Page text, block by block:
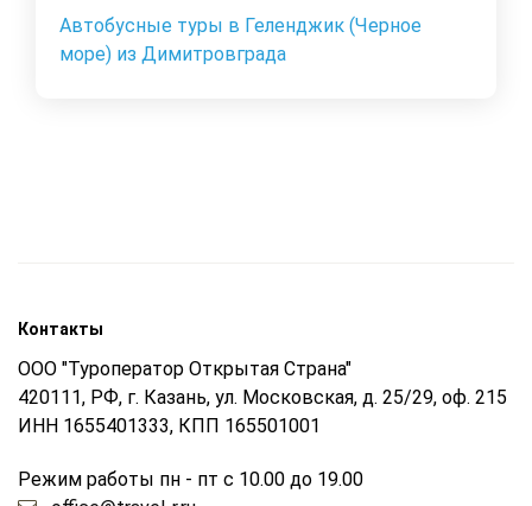
Автобусные туры в Геленджик (Черное
море) из Димитровграда
Контакты
ООО "Туроператор Открытая Страна"
420111, РФ, г. Казань, ул. Московская, д. 25/29, оф. 215
ИНН 1655401333, КПП 165501001
Режим работы пн - пт с 10.00 до 19.00